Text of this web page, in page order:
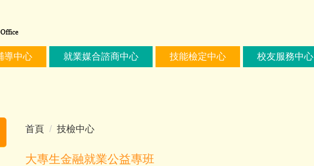
導中心 就業媒合諮商中心 技能檢定中心 校友服務中心
首頁 技檢中心
大專生金融就業公益專班